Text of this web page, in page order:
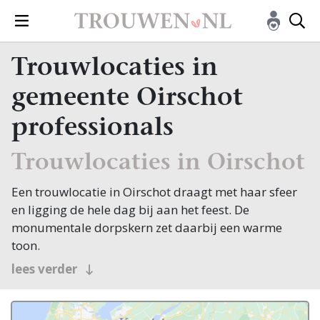
Trouwlocaties in
gemeente Oirschot
professionals
Trouwlocaties in Oirschot
Een trouwlocatie in Oirschot draagt met haar sfeer
en ligging de hele dag bij aan het feest. De
monumentale dorpskern zet daarbij een warme
toon.
Oirschot pronkt met een van de mooiste
lindebomen de statige Sint-Petrusbasiliek omlijsten.
lees verder